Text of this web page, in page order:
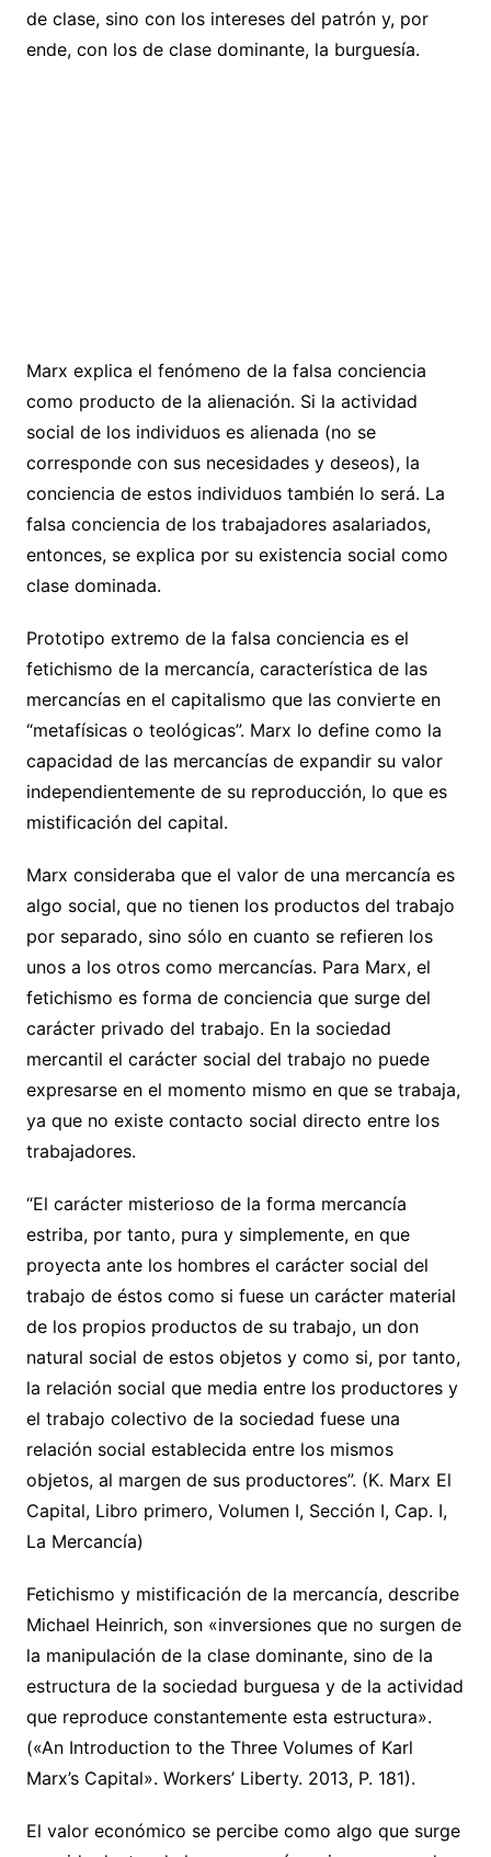
de clase, sino con los intereses del patrón y, por
ende, con los de clase dominante, la burguesía.
Marx explica el fenómeno de la falsa conciencia
como producto de la alienación. Si la actividad
social de los individuos es alienada (no se
corresponde con sus necesidades y deseos), la
conciencia de estos individuos también lo será. La
falsa conciencia de los trabajadores asalariados,
entonces, se explica por su existencia social como
clase dominada.
Prototipo extremo de la falsa conciencia es el
fetichismo de la mercancía, característica de las
mercancías en el capitalismo que las convierte en
“metafísicas o teológicas”. Marx lo define como la
capacidad de las mercancías de expandir su valor
independientemente de su reproducción, lo que es
mistificación del capital.
Marx consideraba que el valor de una mercancía es
algo social, que no tienen los productos del trabajo
por separado, sino sólo en cuanto se refieren los
unos a los otros como mercancías. Para Marx, el
fetichismo es forma de conciencia que surge del
carácter privado del trabajo. En la sociedad
mercantil el carácter social del trabajo no puede
expresarse en el momento mismo en que se trabaja,
ya que no existe contacto social directo entre los
trabajadores.
“El carácter misterioso de la forma mercancía
estriba, por tanto, pura y simplemente, en que
proyecta ante los hombres el carácter social del
trabajo de éstos como si fuese un carácter material
de los propios productos de su trabajo, un don
natural social de estos objetos y como si, por tanto,
la relación social que media entre los productores y
el trabajo colectivo de la sociedad fuese una
relación social establecida entre los mismos
objetos, al margen de sus productores”. (K. Marx El
Capital, Libro primero, Volumen I, Sección I, Cap. I,
La Mercancía)
Fetichismo y mistificación de la mercancía, describe
Michael Heinrich, son «inversiones que no surgen de
la manipulación de la clase dominante, sino de la
estructura de la sociedad burguesa y de la actividad
que reproduce constantemente esta estructura».
(«An Introduction to the Three Volumes of Karl
Marx’s Capital». Workers’ Liberty. 2013, P. 181).
El valor económico se percibe como algo que surge